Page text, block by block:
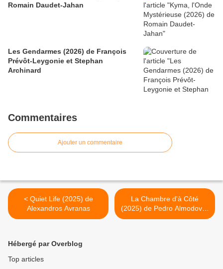
Romain Daudet-Jahan
Les Gendarmes (2026) de François
Prévôt-Leygonie et Stephan
Archinard
Commentaires
Ajouter un commentaire
< Quiet Life (2025) de
Alexandros Avranas
La Chambre d'à Côté
(2025) de Pedro Almodovar
>
Hébergé par Overblog
Top articles